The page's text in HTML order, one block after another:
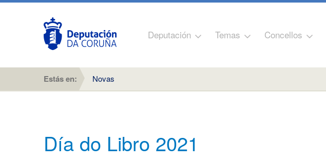
Deputación Temas Concellos
Estás en: Novas
Día do Libro 2021